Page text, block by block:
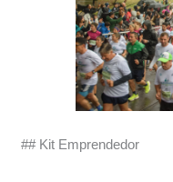
## Kit Emprendedor